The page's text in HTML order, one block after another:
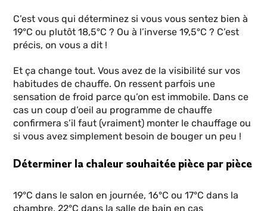
C’est vous qui déterminez si vous vous sentez bien à
19°C ou plutôt 18,5°C ? Ou à l’inverse 19,5°C ? C’est
précis, on vous a dit !
Et ça change tout. Vous avez de la visibilité sur vos
habitudes de chauffe. On ressent parfois une
sensation de froid parce qu’on est immobile. Dans ce
cas un coup d’oeil au programme de chauffe
confirmera s’il faut (vraiment) monter le chauffage ou
si vous avez simplement besoin de bouger un peu !
Déterminer la chaleur souhaitée pièce par pièce
19°C dans le salon en journée, 16°C ou 17°C dans la
chambre, 22°C dans la salle de bain en cas